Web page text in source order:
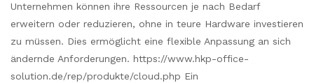
Unternehmen können ihre Ressourcen je nach Bedarf
erweitern oder reduzieren, ohne in teure Hardware investieren
zu müssen. Dies ermöglicht eine flexible Anpassung an sich
ändernde Anforderungen. https://www.hkp-office-
solution.de/rep/produkte/cloud.php Ein